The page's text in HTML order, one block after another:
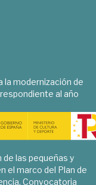
la modernización de
al año
de las pequeñas y
el marco del Plan de
Convocatoria